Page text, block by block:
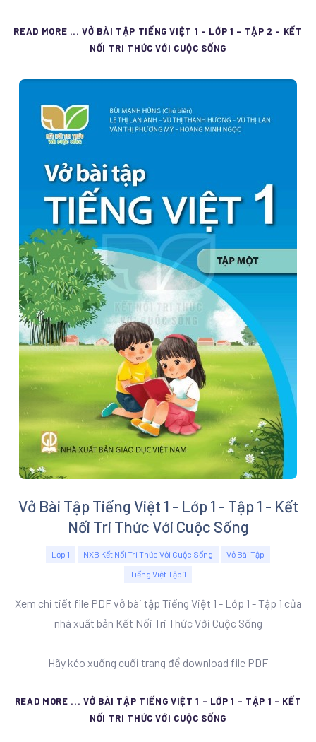
READ MORE ... VỞ BÀI TẬP TIẾNG VIỆT 1 - LỚP 1 - TẬP 2 - KẾT
NỐI TRI THỨC VỚI CUỘC SỐNG
Vở Bài Tập Tiếng Việt 1 - Lớp 1 - Tập 1 - Kết
Nối Tri Thức Với Cuộc Sống
Lớp 1 NXB Kết Nối Tri Thức Với Cuộc Sống
Vở Bài Tập
Tiếng Việt Tập 1
Xem chi tiết file PDF vở bài tập Tiếng Việt 1 - Lớp 1 - Tập 1 của
nhà xuất bản Kết Nối Tri Thức Với Cuộc Sống
Hãy kéo xuống cuối trang để download file PDF
READ MORE ... VỞ BÀI TẬP TIẾNG VIỆT 1 - LỚP 1 - TẬP 1 - KẾT
NỐI TRI THỨC VỚI CUỘC SỐNG